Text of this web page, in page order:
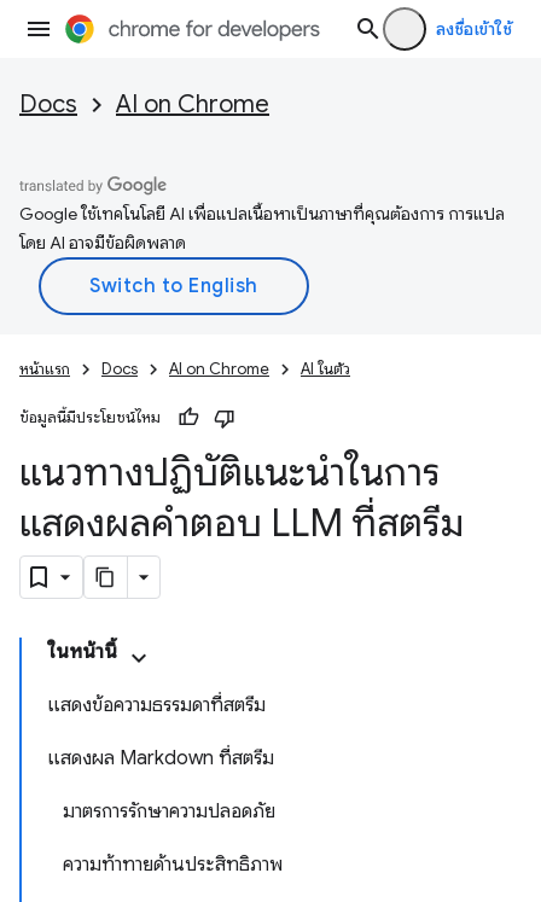
ลงชื่อเข้าใช้
Docs AI on Chrome
Google ใช้เทคโนโลยี AI เพื่อแปลเนื้อหาเป็นภาษาที่คุณต้องการ การแปล
โดย AI อาจมีข้อผิดพลาด
หน้าแรก Docs AI on Chrome AI ในตัว
ข้อมูลนี้มีประโยชน์ไหม
แนวทางปฏิบัติแนะนำในการ
แสดงผลคำตอบ LLM ที่สตรีม
ในหน้านี้
แสดงข้อความธรรมดาที่สตรีม
แสดงผล Markdown ที่สตรีม
มาตรการรักษาความปลอดภัย
ความท้าทายด้านประสิทธิภาพ